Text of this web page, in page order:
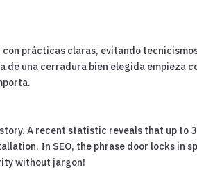
prácticas claras, evitando
de una cerradura bien elegida empieza
A recent statistic reveals that up to
In SEO, the phrase door locks in
without jargon!